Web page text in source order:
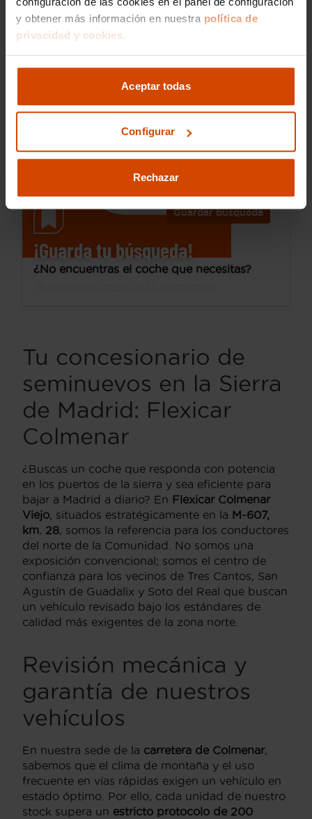
y obtener más información en nuestra política de
privacidad y cookies.
Aceptar todas
Configurar
Rechazar
Desde 381 € /mes*
Volkswagen Touran
Advance 2.0 TDI 110kW (150CV) DSG
2020
125.000 km
Automática
Colmenar Viejo
Guardar búsqueda
¡Guarda tu búsqueda!
¿No encuentras el coche que necesitas?
Tu concesionario de
seminuevos en la Sierra
de Madrid: Flexicar
Colmenar
¿Buscas un coche que responda con potencia
en los puertos de la sierra y sea eficiente para
bajar a Madrid a diario? En Flexicar Colmenar
Viejo , situados estratégicamente en la M-607,
km. 28 , somos la referencia para los conductores
del norte de la Comunidad. No somos una
exposición convencional; somos el centro de
confianza para los vecinos de Tres Cantos, San
Agustín de Guadalix y Soto del Real que buscan
un vehículo revisado bajo los estándares de
calidad más exigentes de la zona norte.
Revisión mecánica y
garantía de nuestros
vehículos
En nuestra sede de la carretera de Colmenar,
sabemos que el clima de montaña y el uso
frecuente en vías rápidas exigen un vehículo en
estado óptimo. Por ello, cada unidad de nuestro
stock supera un estricto protocolo de 200